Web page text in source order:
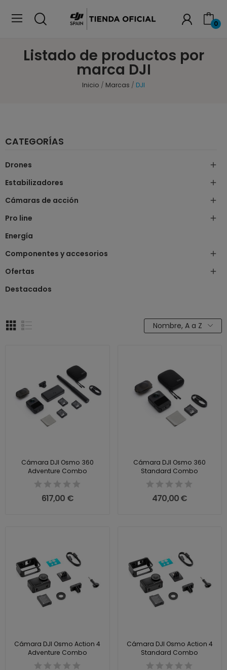
0
Listado de productos por
marca DJI
Inicio Marcas DJI
CATEGORÍAS
Drones 
Estabilizadores 
Cámaras de acción 
Pro line 
Energía
Componentes y accesorios

Ofertas 
Destacados
Nombre, A a Z
Cámara DJI Osmo 360
Adventure Combo
617,00 €
Cámara DJI Osmo 360
Standard Combo
470,00 €
Cámara DJI Osmo Action 4
Adventure Combo
Cámara DJI Osmo Action 4
Standard Combo